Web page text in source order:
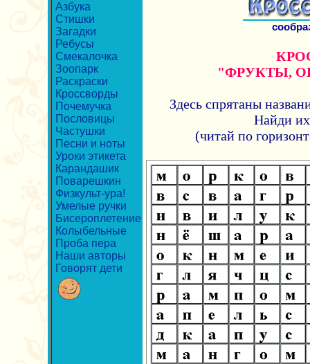
Азбука
Стишки
Загадки
Ребусы
Смекалочка
Зоопарк
Раскраски
Кроссворды
Почемучка
Пословицы
Частушки
Песни и ноты
Уроки этикета
Карандашик
Поварешкин
Физкульт-ура!
Умелые ручки
Бисероплетение
Колыбельные
Проба пера
Наши авторы
Говорят дети
"ФРУКТЫ,
Здесь спрятаны
Найди
(читай по